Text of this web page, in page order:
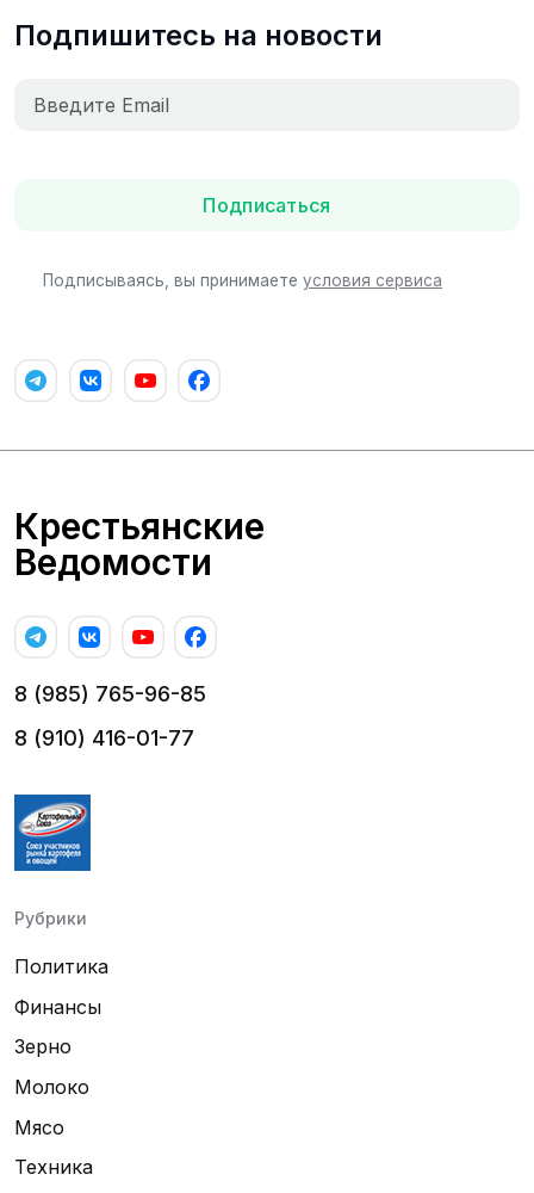
Подпишитесь на новости
Подписаться
Подписываясь, вы принимаете условия сервиса
Крестьянские
Ведомости
8 (985) 765-96-85
8 (910) 416-01-77
Рубрики
Политика
Финансы
Зерно
Молоко
Мясо
Техника